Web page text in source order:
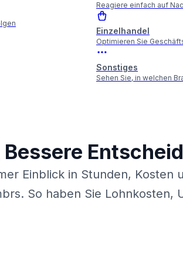
Reagiere einfach auf
Einzelhandel
Optimieren Sie
Sonstiges
Sehen Sie, in welchen
Einblick in Stunden,
So haben Sie Lohnkosten,